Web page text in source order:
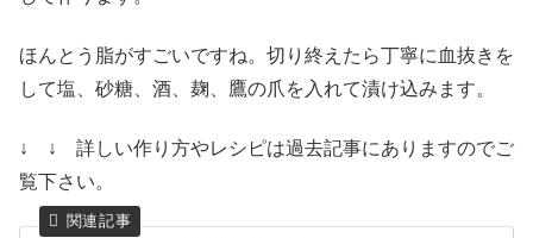
ほんとう脂がすごいですね。切り終えたら丁寧に血抜きを
して塩、砂糖、酒、麹、鷹の爪を入れて漬け込みます。
↓ ↓ 詳しい作り方やレシピは過去記事にありますのでご
覧下さい。